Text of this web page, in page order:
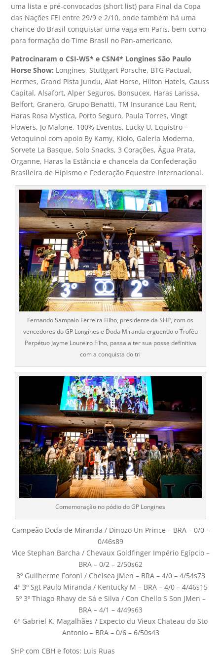
uma lista e pré-convocados (short list) para Final da Copa
das Nações FEI entre 29/9 e 2/10, onde também há uma
chance do Brasil conquistar uma vaga em Paris, bem como
para formação do Time Brasil no Pan-americano.
Patrocinaram o CSI-W5* e CSN4* Longines São Paulo
Horse Show: Longines, Stuttgart Porsche, BTG Pactual,
Hermes, Grand Pista Jundu, Alat Horse, Hilton Hotels, Gauss
Capital, Alsafort, Alper Seguros, Bonsucex, Haras Larissa,
Belfort, Granero, Grupo Benatti, TM Insurance Lau Rent,
Haras Rosa Mystica, Porto Seguro, Paula Torres, Vingt
Flowers, Jo Malone, 100% Eventos, Lucky U, Equistro –
Vetoquinol com apoio By Kamy, Kiolo, Galeria Moderna,
Sorvete La Basque, Solo Snacks, 3 Corações, Água Prata,
Organne, Haras la Estância e chancela da Confederação
Brasileira de Hipismo e Federação Equestre Internacional.
Fernando Sampaio Ferreira Filho, presidente da SHP, com os
vencedores do GP Longines e Doda Miranda erguendo o Troféu
Perpétuo Jayme Loureiro Filho, passa a ter sua posse definitiva
com a conquista do tri
Comemoração no pódio do GP Longines
Campeão Doda de Miranda / Dinozo Un Prince – BRA – 0/0 –
0/46s89
Vice Stephan Barcha / Chevaux Goldfinger Império Egípcio –
BRA – 0/2 – 2/50s62
3º Guilherme Foroni / Chelsea JMen – BRA – 4/0 – 4/54s73
4º 3º Sgt Paulo Miranda / Kentucky M – BRA – 4/0 – 4/46s15
5º 3º Thiago Rhavy de Sá e Silva / Con Chello S Son JMen –
BRA – 4/1 – 4/49s63
6º Gabriel K. Magalhães / Expecto du Vieux Chateau do Sto
Antonio – BRA – 0/6 – 6/50s43
SHP com CBH e fotos: Luis Ruas